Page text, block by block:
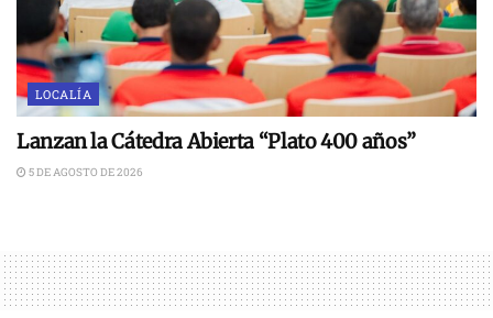
LOCALÍA
Lanzan la Cátedra Abierta “Plato 400 años”
5 DE AGOSTO DE 2026